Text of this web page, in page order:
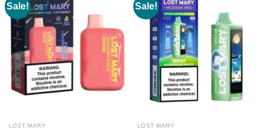
Sale!
LOST MARY
Sale!
LOST MARY